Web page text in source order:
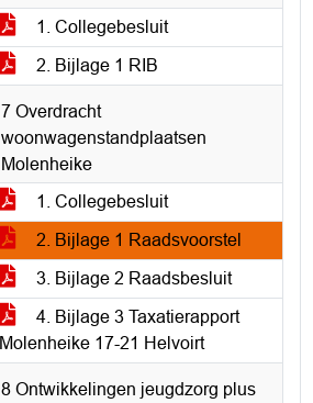
1. Collegebesluit
2. Bijlage 1 RIB
7 Overdracht
woonwagenstandplaatsen
Molenheike
1. Collegebesluit
2. Bijlage 1 Raadsvoorstel
3. Bijlage 2 Raadsbesluit
4. Bijlage 3 Taxatierapport
Molenheike 17-21 Helvoirt
8 Ontwikkelingen jeugdzorg plus